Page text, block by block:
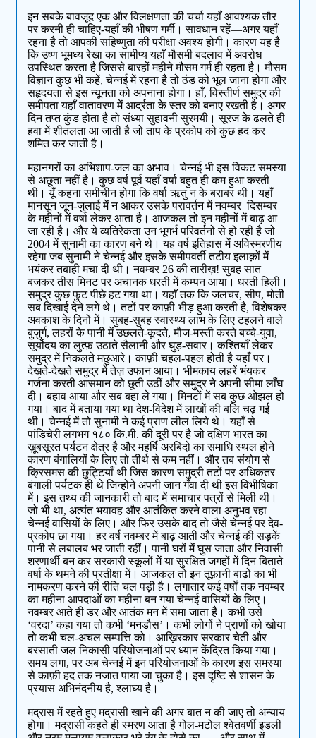
इन सबके बावजूद एक और विलक्षणता की चर्चा यहाँ आवश्यक तौर
पर करनी ही चाहिए-यहाँ की भीषण गर्मी। सावधान रहें—अगर यहाँ
रहना है तो आपकी सहिष्णुता की परीक्षा अवश्य होगी। कारण यह है
कि उष्ण भूमध्य रेखा का सामीप्य यहाँ मौसमी बदलाव में अवरोध
उपस्थित करता है जिससे बारहों महीने मौसम गर्म ही रहता है। मौसम
विज्ञान कुछ भी कहें, चेन्नई में रहना है तो ठंड को भूल जाना होगा और
सहृदयता से इस न्यूनता को अपनाना होगा। हाँ, विस्तीर्ण समुद्र की
समीपता यहाँ वातावरण में आर्द्रता के स्तर को बनाए रखती है। अगर
दिन तप्त कुंड होता है तो संध्या सुहावनी सुरमयी। सूरज के ढलते ही
हवा में शीतलता आ जाती है जो ताप के प्रकोप को कुछ हद कर
शमित कर जाती है।
महानगरों का अभिशाप-जल का अभाव। चेन्नई भी इस विकट समस्या
से अछूता नहीं है। कुछ वर्ष पूर्व यहाँ वर्षा बहुत ही कम हुआ करती
थी। यूँ कहना समीचीन होगा कि वर्षा ऋतु न के बराबर थी। यहाँ
मानसून जून-जुलाई में न आकर उसके परावर्तन में नवम्बर–दिसम्बर
के महीनों में वर्षा लेकर आता है। आजकल तो इन महीनों में बाढ़ आ
जा रही है। और ये व्यतिरेकता उन भूगर्भ परिवर्तनों से हो रही है जो
2004 में सुनामी का कारण बने थे। यह वर्ष इतिहास में अविस्मरणीय
रहेगा जब सुनामी ने चेन्नई और इसके समीपवर्ती तटीय इलाक़ों में
भयंकर तबाही मचा दी थी। नवम्बर 26 की तारीख़! सुबह सात
बजकर तीस मिनट पर अचानक धरती में कम्पन आया। धरती हिली।
समुद्र कुछ फुट पीछे हट गया था। यहाँ तक कि जलचर, सीप, मोती
सब दिखाई देने लगे थे। तटों पर काफ़ी भीड़ हुआ करती है, विशेषकर
अवकाश के दिनों में। सुबह-सुबह स्वास्थ्य लाभ के लिए टहलने वाले
बुज़ुर्ग, लहरों के पानी में उछलते-कूदते, मौज-मस्ती करते बच्चे-युवा,
सूर्योदय का लुत्फ़ उठाते सैलानी और घुड़-सवार। कश्तियाँ लेकर
समुद्र में निकलते मछुआरे। काफ़ी चहल-पहल होती है यहाँ पर।
देखते-देखते समुद्र में तेज़ उफान आया। भीमकाय लहरें भंयकर
गर्जना करती आसमान को छूती उठीं और समुद्र ने अपनी सीमा लाँघ
दी। बहाव आया और सब बहा ले गया। मिनटों में सब कुछ ओझल हो
गया। बाद में बताया गया था देश-विदेश में लाखों की बलि चढ़ गई
थी। चेन्नई में तो सुनामी ने कई प्राण लील लिये थे। यहाँ से
पांडिचेरी लगभग १८० कि.मी. की दूरी पर है जो दक्षिण भारत का
ख़ूबसूरत पर्यटन क्षेत्र है और महर्षि अरबिंदो का समाधि स्थल होने
कारण बंगालियों के लिए तो तीर्थ से कम नहीं। और तब संयोग से
क्रिसमस की छुट्टियाँ थी जिस कारण समुद्री तटों पर अधिकतर
बंगाली पर्यटक ही थे जिन्होंने अपनी जान गँवा दी थी इस विभीषिका
में। इस तथ्य की जानकारी तो बाद में समाचार पत्रों से मिली थी।
जो भी था, अत्यंत भयावह और आतंकित करने वाला अनुभव रहा
चेन्नई वासियों के लिए। और फिर उसके बाद तो जैसे चेन्नई पर देव-
प्रकोप छा गया। हर वर्ष नवम्बर में बाढ़ आती और चेन्नई की सड़कें
पानी से लबालब भर जाती रहीं। पानी घरों में घुस जाता और निवासी
शरणार्थी बन कर सरकारी स्कूलों में या सुरक्षित जगहों में दिन बिताते
वर्षा के थमने की प्रतीक्षा में। आजकल तो इन तूफ़ानी बाढ़ों का भी
नामकरण करने की रीति चल पड़ी है। लगातार कई वर्षों तक नवम्बर
का महीना आपदाओं का महीना बन गया चेन्नई वासियों के लिए।
नवम्बर आते ही डर और आतंक मन में समा जाता है। कभी उसे
‘वरदा’ कहा गया तो कभी ‘मनडौस’। कभी लोगों ने प्राणों को खोया
तो कभी चल-अचल सम्पत्ति को। आख़िरकार सरकार चेती और
बरसाती जल निकासी परियोजनाओं पर ध्यान केंद्रित किया गया।
समय लगा, पर अब चेन्नई में इन परियोजनाओं के कारण इस समस्या
से काफ़ी हद तक नजात पाया जा चुका है। इस दृष्टि से शासन के
प्रयास अभिनंदनीय है, श्लाघ्य है।
मद्रास में रहते हुए मद्रासी खाने की अगर बात न की जाए तो अन्याय
होगा। मद्रासी कहते ही स्मरण आता है गोल-मटोल श्वेतवर्णी इडली